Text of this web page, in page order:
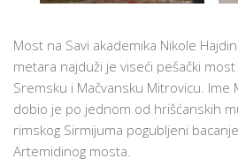
Most na Savi akademika Nikole
metara najduži je viseći pešački
Sremsku i Mačvansku Mitrovicu. Ime
dobio je po jednom od hrišćanskih
rimskog Sirmijuma pogubljeni
Artemidinog mosta.